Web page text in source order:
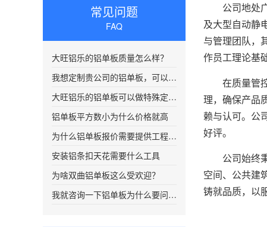
常见问题
FAQ
大旺铝乐的铝单板质量怎么样？
我想定制贵公司的铝单板，可以给我送货吗？
大旺铝乐的铝单板可以做特殊定制吗?
铝单板平方数小为什么价格就高
为什么铝单板报价需要提供工程图纸？
安装铝条扣天花需要什么工具
为啥双曲铝单板这么受欢迎？
我就咨询一下铝单板为什么要问我要图纸
公司地处广
及大型自动静
与管理团队，
作员工理论基
在质量管控
理，确保产品
赖与认可。公
好评。
公司始终秉
空间、公共建
铸就品质，以